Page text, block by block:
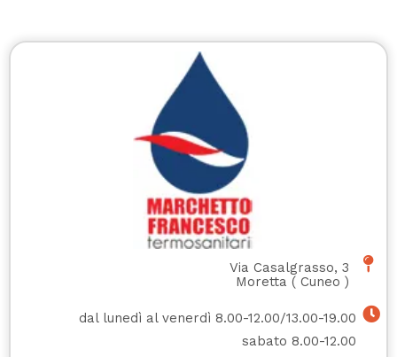
Via Casalgrasso, 3
Moretta ( Cuneo )
dal lunedì al venerdì 8.00-12.00/13.00-19.00
sabato 8.00-12.00